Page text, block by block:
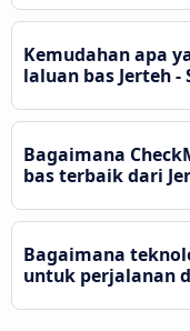
Kemudahan apa
laluan bas Jerteh -
Bagaimana
bas terbaik dari
Bagaimana
untuk perjalanan